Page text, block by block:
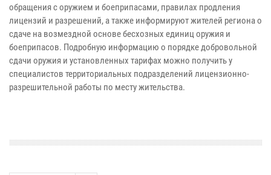
обращения с оружием и боеприпасами, правилах продления
лицензий и разрешений, а также информируют жителей региона о
сдаче на возмездной основе бесхозных единиц оружия и
боеприпасов. Подробную информацию о порядке добровольной
сдачи оружия и установленных тарифах можно получить у
специалистов территориальных подразделений лицензионно-
разрешительной работы по месту жительства.